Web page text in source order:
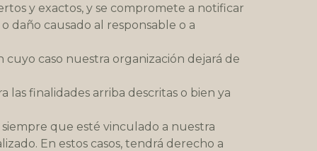
y exactos, y se compromete a notificar
daño causado al responsable o a
caso nuestra organización dejará de
las finalidades arriba descritas o bien ya
que esté vinculado a nuestra
En estos casos, tendrá derecho a